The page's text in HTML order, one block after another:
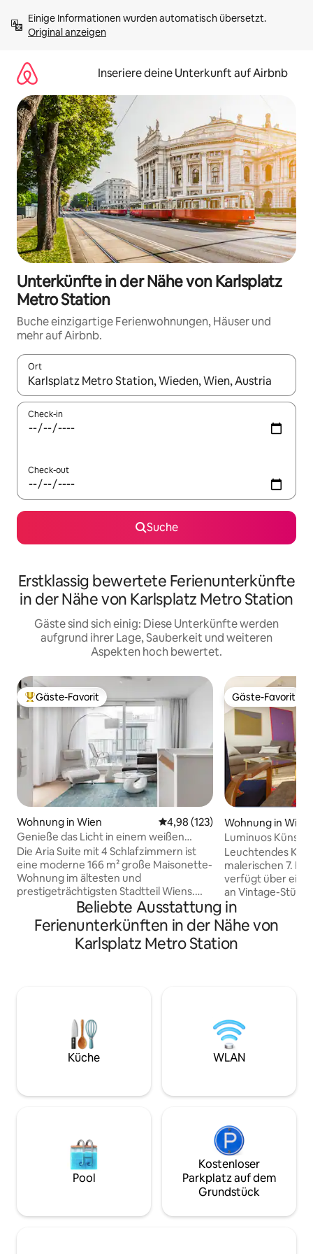
Inhalten
springenOriginal anzeigen
Inseriere deine Unterkunft auf Airbnb
Unterkünfte in der Nähe von Karlsplatz
Metro Station
Buche einzigartige Ferienwohnungen, Häuser und
mehr auf Airbnb.
Ort
Wenn Ergebnisse verfügbar sind, navigiere mit den
Check-in
Check-out
Suche
Erstklassig bewertete Ferienunterkünfte
in der Nähe von Karlsplatz Metro Station
Gäste sind sich einig: Diese Unterkünfte werden
aufgrund ihrer Lage, Sauberkeit und weiteren
Aspekten hoch bewertet.
Beliebter Gäste-Favorit.
Gäste-Favorit
Wohnung in Wien Durchschnittliche Bewertung:
4,98 (123)
Genieße das Licht in einem weißen
Penthouse nahe der Karlskirche
Die Aria Suite mit 4 Schlafzimmern ist
eine moderne 166 m² große Maisonette-
Wohnung im ältesten und
prestigeträchtigsten Stadtteil Wiens.
Penthouse-Wohnung, voll
ausgestattete Küche und die
notwendigsten Annehmlichkeiten sind
Einzelbett 90 x 200 cm * 4. Schlafzimmer
(Eingangsgeschoss): 1 Einzelbett 90 x
7. zusätzlichen Gast (obere Etage): 1
Babybett ist auf Anfrage erhältlich ***
beträgt, ist sie für die Endreinigung
reserviert). - Wäsche, Bügeln (für
wichtige Kleidung empfehlen wir
professionelle chemische
Reinigungsdienste vor Ort). - Transport
mit privatem Fahrdienst (kostenlos für
Gäste-Favorit
Gäste-Favorit
Wohnung in Wien
Luminuos
Leuchtendes
malerischen 7.
verfügt über eine
an Vintage-
Kunstwerken,
selbst kuratiert
Die Wohnung
und idyllisch,
dieses zentral
seltenes
Beliebte Ausstattung in
Ferienunterkünften in der Nähe von
Karlsplatz Metro Station
Küche WLAN
Pool
Kostenloser
Parkplatz auf dem
Grundstück